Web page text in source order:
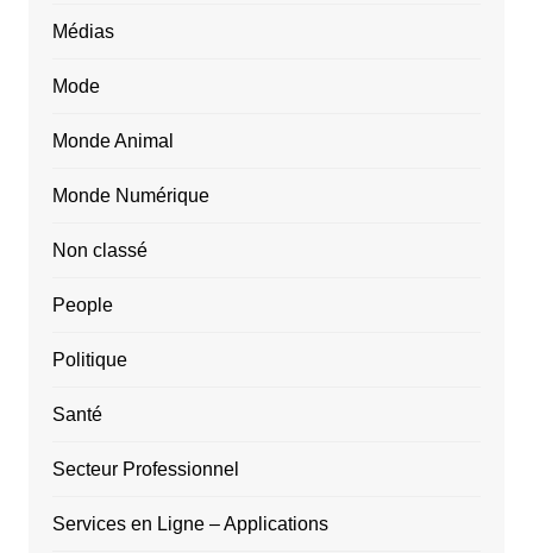
Médias
Mode
Monde Animal
Monde Numérique
Non classé
People
Politique
Santé
Secteur Professionnel
Services en Ligne – Applications